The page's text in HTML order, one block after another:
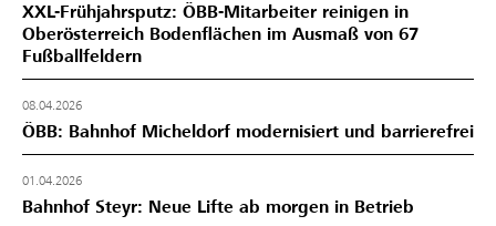
XXL-Frühjahrsputz: ÖBB-Mitarbeiter reinigen in
Oberösterreich Bodenflächen im Ausmaß von 67
Fußballfeldern
08.04.2026
ÖBB: Bahnhof Micheldorf modernisiert und barrierefrei
01.04.2026
Bahnhof Steyr: Neue Lifte ab morgen in Betrieb